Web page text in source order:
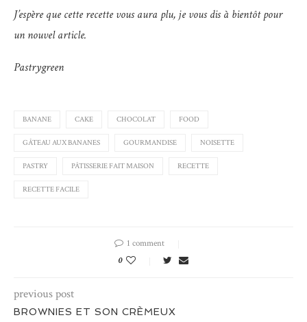
J’espère que cette recette vous aura plu, je vous dis à bientôt pour
un nouvel article.
Pastrygreen
BANANE CAKE CHOCOLAT FOOD
GÂTEAU AUX BANANES GOURMANDISE NOISETTE
PASTRY PÂTISSERIE FAIT MAISON RECETTE
RECETTE FACILE
1 comment
0
previous post
BROWNIES ET SON CRÈMEUX